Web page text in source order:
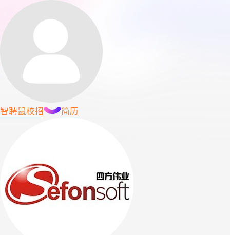
智聘鼠校招 简历